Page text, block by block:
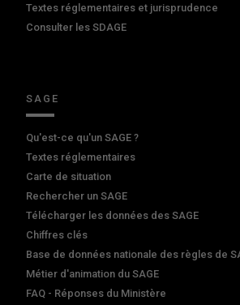
Textes réglementaires et jurisprudence
Consulter les SDAGE
SAGE
Qu'est-ce qu'un SAGE ?
Textes réglementaires
Carte de situation
Rechercher un SAGE
Télécharger les données des SAGE
Chiffres clés
Base de données nationale des règles de
Métier d'animation du SAGE
FAQ - Réponses du Ministère